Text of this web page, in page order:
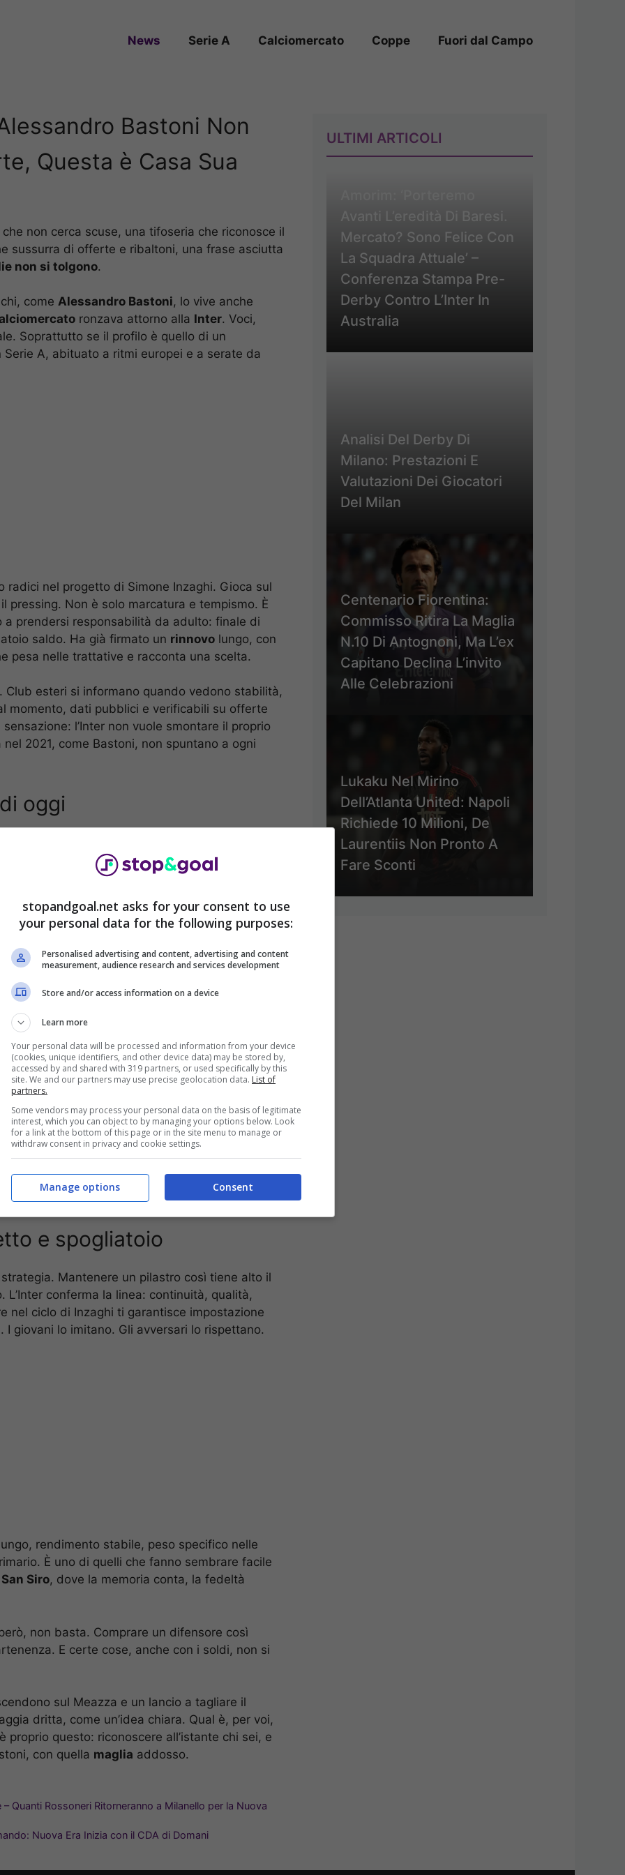
News Serie A Calciomercato Coppe Fuori dal Campo
Bastoni Non
Questa è Casa Sua
non cerca scuse, una tifoseria che riconosce il
sussurra di offerte e ribaltoni, una frase asciutta
non si tolgono.
come Alessandro Bastoni, lo vive anche
ronzava attorno alla Inter. Voci,
Soprattutto se il profilo è quello di un
A, abituato a ritmi europei e a serate da
radici nel progetto di Simone Inzaghi. Gioca sul
pressing. Non è solo marcatura e tempismo. È
a prendersi responsabilità da adulto: finale di
saldo. Ha già firmato un rinnovo lungo, con
pesa nelle trattative e racconta una scelta.
esteri si informano quando vedono stabilità,
momento, dati pubblici e verificabili su offerte
l’Inter non vuole smontare il proprio
nel 2021, come Bastoni, non spuntano a ogni
oggi
gira bene. Uscita dal basso, terzo uomo,
ma soprattutto sa far respirare la squadra. È
e pulizia tecnica, fisicità e calma. Per questo, nel
Non urlato, però netto. Quando manca,
di squadra rimane chiara.
il suo agente, ha chiuso la porta con una semplicità
di diverse squadre, ma lui ha la
non simuove. Non “per ora”, non “vediamo”.
sua.” A metà luglio, tra mille sussurri, la frase
e spogliatoio
Mantenere un pilastro così tiene alto il
conferma la linea: continuità, qualità,
nel ciclo di Inzaghi ti garantisce impostazione
giovani lo imitano. Gli avversari lo rispettano.
rendimento stabile, peso specifico nelle
È uno di quelli che fanno sembrare facile
San Siro, dove la memoria conta, la fedeltà
non basta. Comprare un difensore così
E certe cose, anche con i soldi, non si
sul Meazza e un lancio a tagliare il
dritta, come un’idea chiara. Qual è, per voi,
proprio questo: riconoscere all’istante chi sei, e
con quella maglia addosso.
Quanti Rossoneri Ritorneranno a Milanello per la Nuova
Nuova Era Inizia con il CDA di Domani
ULTIMI ARTICOLI
Avanti L’eredità Di Baresi.
Mercato? Sono Felice Con
La Squadra Attuale’ –
Conferenza Stampa Pre-
Derby Contro L’Inter In
Australia
Analisi Del Derby Di
Milano: Prestazioni E
Valutazioni Dei Giocatori
Del Milan
Centenario Fiorentina:
Commisso Ritira La Maglia
N.10 Di Antognoni, Ma L’ex
Capitano Declina L’invito
Alle Celebrazioni
Lukaku Nel Mirino
Dell’Atlanta United: Napoli
Richiede 10 Milioni, De
Laurentiis Non Pronto A
Fare Sconti
stopandgoal.net asks for your consent to use
your personal data for the following purposes:
Personalised advertising and content, advertising and content
measurement, audience research and services development
Store and/or access information on a device
Learn more
Your personal data will be processed and information from your device
(cookies, unique identifiers, and other device data) may be stored by,
accessed by and shared with 319 partners, or used specifically by this
site. We and our partners may use precise geolocation data. List of
partners.
Some vendors may process your personal data on the basis of legitimate
interest, which you can object to by managing your options below. Look
for a link at the bottom of this page or in the site menu to manage or
withdraw consent in privacy and cookie settings.
Consent
Manage options